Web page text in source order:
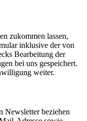
zukommen lassen,
inklusive der von
Bearbeitung der
bei uns gespeichert.
weiter.
Newsletter beziehen